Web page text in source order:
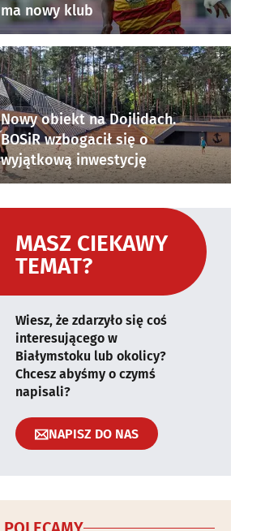
ma nowy klub
Nowy obiekt na Dojlidach.
BOSiR wzbogacił się o
wyjątkową inwestycję
MASZ CIEKAWY
TEMAT?
Wiesz, że zdarzyło się coś
interesującego w
Białymstoku lub okolicy?
Chcesz abyśmy o czymś
napisali?
NAPISZ DO NAS